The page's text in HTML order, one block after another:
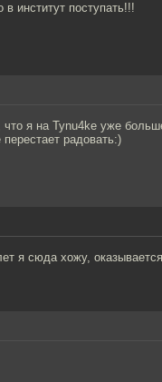
институт поступать!!!
что я на Tynu4ke уже
радовать:)
я сюда хожу,